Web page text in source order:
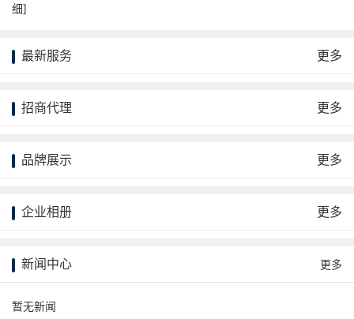
细]
最新服务 更多
招商代理 更多
品牌展示 更多
企业相册 更多
新闻中心 更多
暂无新闻